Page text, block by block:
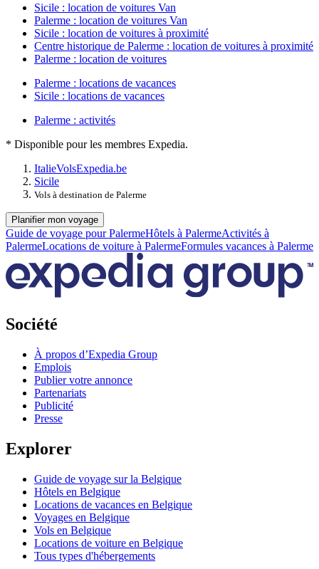
Sicile : location de voitures Van
Palerme : location de voitures Van
Sicile : location de voitures à proximité
Centre historique de Palerme : location de voitures à proximité
Palerme : location de voitures
Palerme : locations de vacances
Sicile : locations de vacances
Palerme : activités
* Disponible pour les membres Expedia.
ItalieVolsExpedia.be
Sicile
Vols à destination de Palerme
Planifier mon voyage
Guide de voyage pour PalermeHôtels à PalermeActivités à
PalermeLocations de voiture à PalermeFormules vacances à Palerme
Société
À propos d’Expedia Group
Emplois
Publier votre annonce
Partenariats
Publicité
Presse
Explorer
Guide de voyage sur la Belgique
Hôtels en Belgique
Locations de vacances en Belgique
Voyages en Belgique
Vols en Belgique
Locations de voiture en Belgique
Tous types d'hébergements